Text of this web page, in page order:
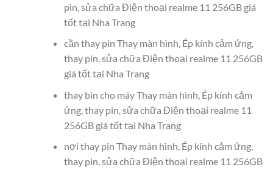
pin, sửa chữa Điện thoại realme 11 256GB giá
tốt tại Nha Trang
cần thay pin Thay màn hình, Ép kính cảm ứng,
thay pin, sửa chữa Điện thoại realme 11 256GB
giá tốt tại Nha Trang
thay bin cho máy Thay màn hình, Ép kính cảm
ứng, thay pin, sửa chữa Điện thoại realme 11
256GB giá tốt tại Nha Trang
nơi thay pin Thay màn hình, Ép kính cảm ứng,
thay pin, sửa chữa Điện thoại realme 11 256GB